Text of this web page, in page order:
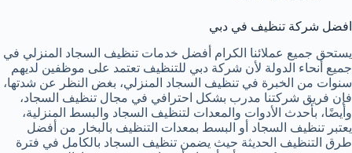
افضل شركة تنظيف في دبي
يستحق جميع عملائنا الكرام أفضل خدمات تنظيف السجاد المنزلي في
جميع أنحاء الدولة لأن شركة دبي للتنظيف تعتمد على موظفين لديهم
سنوات من الخبرة في تنظيف السجاد المنزلي، بغض النظر عن شدتها،
فإن فريق شركتنا مدرب بشكل احترافي في مجال تنظيف السجاد،
وأيضًا، بأحدث الأدوات والمعدات لتنظيف السجاد والبسط المنزلية،
يعتبر تنظيف السجاد أو البسط بمعدات التنظيف بالبخار من أفضل
طرق التنظيف الحديثة حيث يضمن تنظيف السجاد بالكامل في فترة